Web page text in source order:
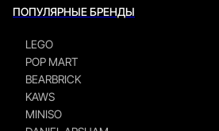
ПОПУЛЯРНЫЕ БРЕНДЫ
LEGO
POP MART
BEARBRICK
KAWS
MINISO